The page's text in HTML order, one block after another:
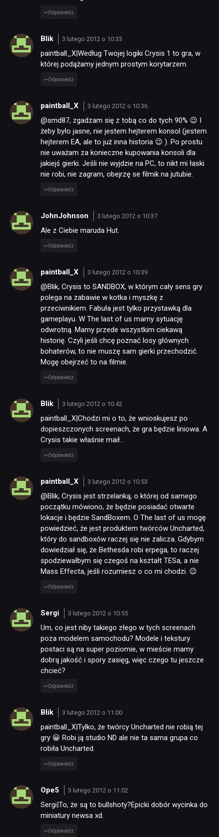
DYSKUSJE
SKLEP
Odpowiedz
Blik 3 lutego 2012 o 10:33
paintball_X|Według Twojej logiki Crysis 1 to gra, w
której podążamy jednym prostym korytarzem.
Odpowiedz
paintball_X 3 lutego 2012 o 10:36
@smd87, zgadzam się z tobą co do tych 90% 😉 I
żeby było jasne, nie jestem hejterem konsol (jestem
hejterem EA, ale to już inna historia 😉 ). Po prostu
nie uważam za konieczne kupowania konsoli dla
jakiejś gierki. Jeśli nie wyjdzie na PC, to nikt mi łaski
nie robi, nie zagram, obejrzę se filmik na jutubie.
Odpowiedz
JohnJohnson 3 lutego 2012 o 10:37
Ale z Ciebie maruda Hut.
Odpowiedz
paintball_X 3 lutego 2012 o 10:39
@Blik, Crysis to SANDBOX, w którym cały sens gry
polega na zabawie w kotka i myszkę z
przeciwnikiem. Fabuła jest tylko przystawką dla
gameplayu. W The last of us mamy sytuację
odwrotną. Mamy przede wszystkim ciekawą
historię. Czyli jeśli chcę poznać losy głównych
bohaterów, to nie muszę sam gierki przechodzić.
Mogę obejrzeć to na filmie.
Odpowiedz
Blik 3 lutego 2012 o 10:42
paintball_X|Chodzi mi o to, że wnioskujesz po
dopieszczonych screenach, że gra będzie liniowa. A
Crysis takie właśnie maił…
Odpowiedz
paintball_X 3 lutego 2012 o 10:53
@Blik, Crysis jest strzelanką, o której od samego
początku mówiono, że będzie posiadać otwarte
lokacje i będzie SandBoxem. O The last of us mogę
powiedzieć, że jest produktem twórców Uncharted,
który do sandboxów raczej się nie zalicza. Gdybym
dowiedział się, że Bethesda robi erpega, to raczej
spodziewałbym się czegoś na kształt TESa, a nie
Mass Effecta, jeśli rozumiesz o co mi chodzi. 😉
Odpowiedz
Sergi 3 lutego 2012 o 10:55
Um, co jest niby takiego złego w tych screenach
poza modelem samochodu? Modele i tekstury
postaci są na super poziomie, w mieście mamy
dobrą jakość i spory zasięg, więc czego tu jeszcze
chcieć?
Odpowiedz
Blik 3 lutego 2012 o 11:00
paintball_X|Tylko, że twórcy Uncharted nie robią tej
gry 😀 Robi ją studio ND ale nie ta sama grupa co
robiła Uncharted.
Odpowiedz
Ope5 3 lutego 2012 o 11:02
Sergi|To, że są to bullshoty?Epicki dobór wycinka do
miniatury newsa xd.
Odpowiedz